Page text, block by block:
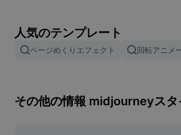
画像結合
画像サイズ変更
人気のテンプレート
ページめくりエフェクト 回転アニメ
その他の情報 midjourneyスタ